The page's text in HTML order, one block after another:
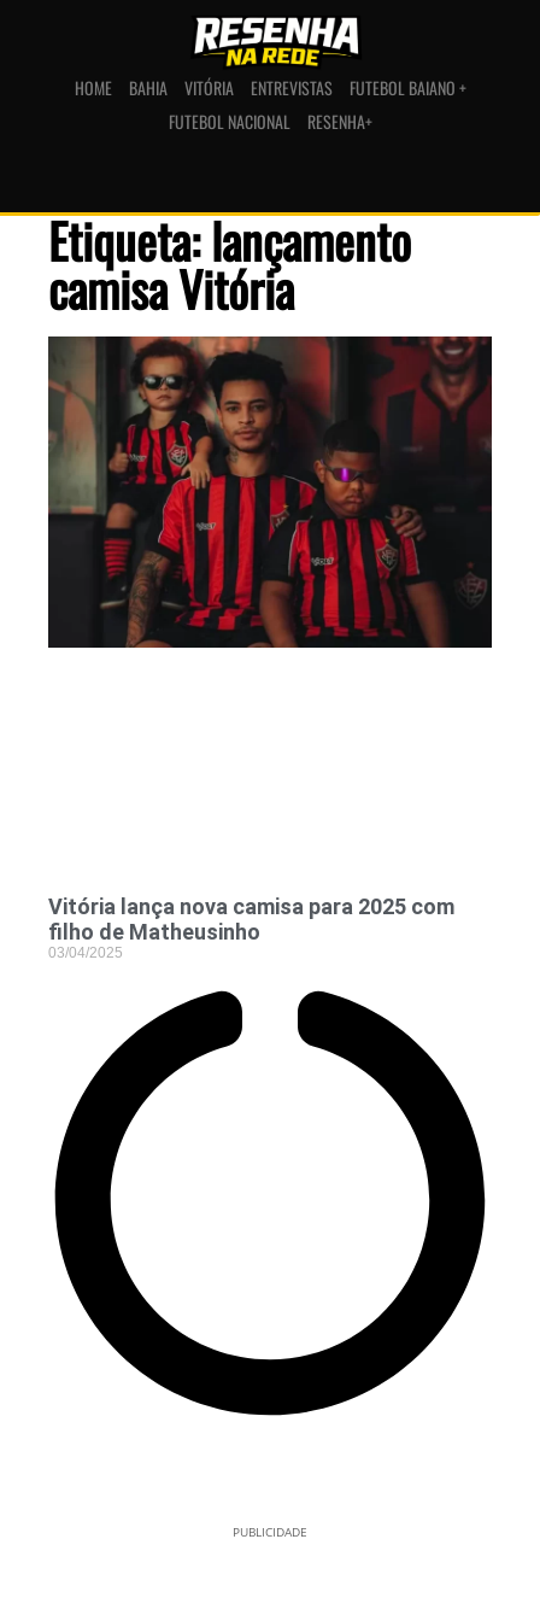
HOME BAHIA VITÓRIA ENTREVISTAS
FUTEBOL BAIANO +
FUTEBOL NACIONAL
RESENHA+
Etiqueta: lançamento
camisa Vitória
Vitória lança nova camisa para 2025 com
filho de Matheusinho
03/04/2025
PUBLICIDADE